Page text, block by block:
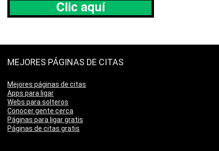
MEJORES PÁGINAS DE CITAS
Mejores páginas de citas
Apps para ligar
Webs para solteros
Conocer gente cerca
Páginas para ligar gratis
Páginas de citas gratis